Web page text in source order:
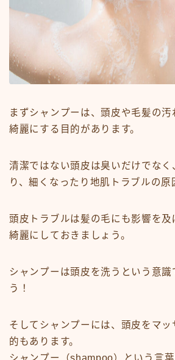
まずシャンプーは、頭皮や毛髪の
綺麗にする目的があります。
清潔ではない頭皮は臭いだけでなく
り、細くなったり地肌トラブルの原
頭皮トラブルは髪の毛にも影響を
綺麗にしておきましょう。
シャンプーは頭皮を洗うという意識
う！
そしてシャンプーには、頭皮をマッ
的もあります。